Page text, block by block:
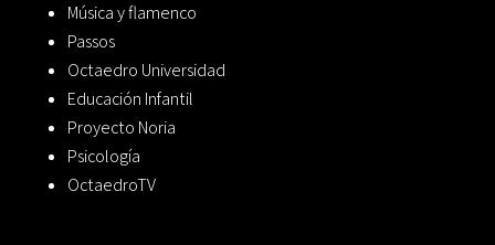
Música y flamenco
Passos
Octaedro Universidad
Educación Infantil
Proyecto Noria
Psicología
OctaedroTV